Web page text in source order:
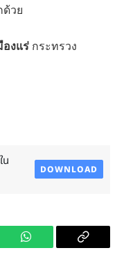
วย
งแร่ กระทรวง
น
DOWNLOAD
WhatsApp Copy